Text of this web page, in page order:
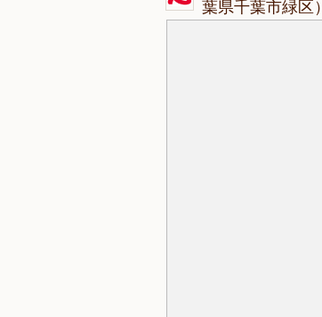
葉県千葉市緑区）